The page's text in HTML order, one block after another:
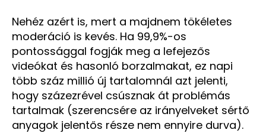
Nehéz azért is, mert a majdnem tökéletes
moderáció is kevés. Ha 99,9%-os
pontossággal fogják meg a lefejezős
videókat és hasonló borzalmakat, ez napi
több száz millió új tartalomnál azt jelenti,
hogy százezrével csúsznak át problémás
tartalmak (szerencsére az irányelveket sértő
anyagok jelentős része nem ennyire durva).